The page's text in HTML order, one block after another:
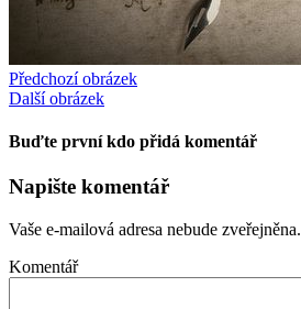
Předchozí obrázek
Další obrázek
Buďte první kdo přidá komentář
Napište komentář
Vaše e-mailová adresa nebude zveřejněna.
Komentář